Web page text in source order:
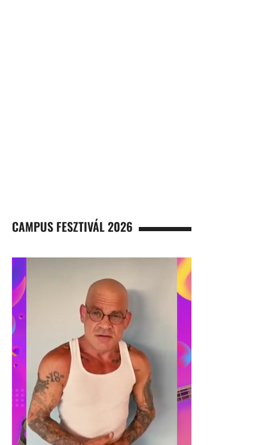
CAMPUS FESZTIVÁL 2026